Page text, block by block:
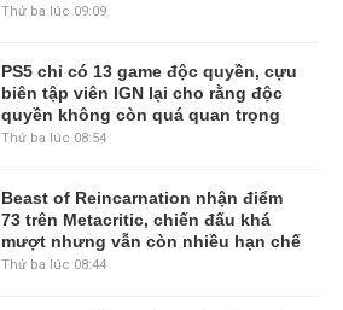
Thứ ba lúc 09:09
PS5 chỉ có 13 game độc quyền, cựu
biên tập viên IGN lại cho rằng độc
quyền không còn quá quan trọng
Thứ ba lúc 08:54
Beast of Reincarnation nhận điểm
73 trên Metacritic, chiến đấu khá
mượt nhưng vẫn còn nhiều hạn chế
Thứ ba lúc 08:44